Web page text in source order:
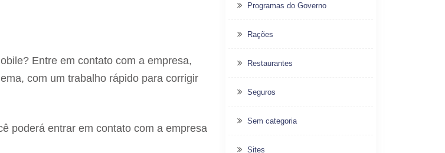
Entre em contato com a empresa,
com um trabalho rápido para corrigir
poderá entrar em contato com a empresa
Programas do Governo
Rações
Restaurantes
Seguros
Sem categoria
Sites